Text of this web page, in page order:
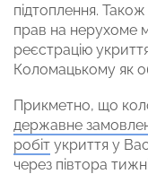
підтоплення.
прав на нерухоме
реєстрацію
Коломацькому як
Прикметно, що
державне
робіт укриття у
через півтора